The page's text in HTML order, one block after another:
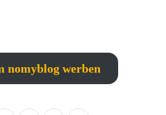
nomyblog werben